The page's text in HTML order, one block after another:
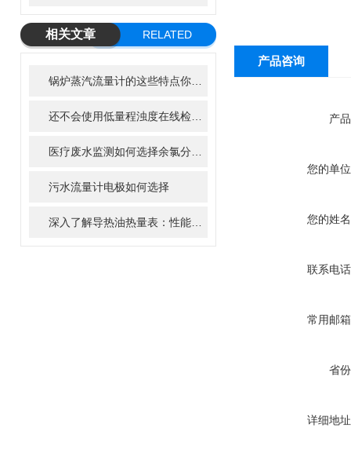
相关文章
RELATED
污水流量计电极如何选择
产品咨询
产
您的单
您的姓
联系电
常用邮
省
详细地